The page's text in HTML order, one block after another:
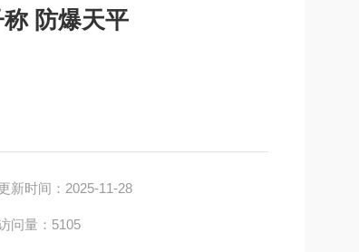
防爆天平
新时间：2025-11-28
问量：5105